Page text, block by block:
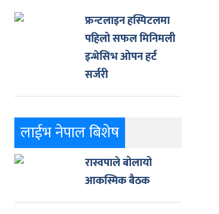
फ्रन्टलाइन हस्पिटलमा
पहिलो सफल मिनिमली
इन्भेसिभ ओपन हर्ट
सर्जरी
लाईभ नेपाल बिशेष
रास्वपाले बोलायो
आकस्मिक बैठक